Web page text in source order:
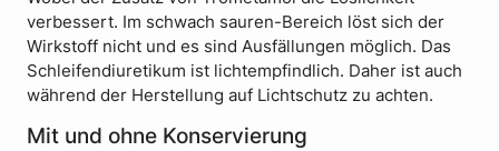
verbessert. Im schwach sauren-Bereich löst sich der
Wirkstoff nicht und es sind Ausfällungen möglich. Das
Schleifendiuretikum ist lichtempfindlich. Daher ist auch
während der Herstellung auf Lichtschutz zu achten.
Mit und ohne Konservierung